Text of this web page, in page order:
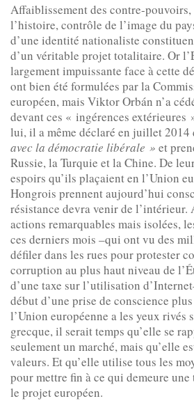
Affaiblissement des contre-
l’histoire, contrôle de l’image du
d’une identité nationaliste
d’un véritable projet totalitaire. Or
largement impuissante face à cette
ont bien été formulées par la
européen, mais Viktor Orbán n’a
devant ces « ingérences extérieures
lui, il a même déclaré en juillet 2014
avec la démocratie libérale » et
Russie, la Turquie et la Chine. De
espoirs qu’ils plaçaient en l’Union
Hongrois prennent aujourd’hui
résistance devra venir de l’intérieur.
actions remarquables mais isolées,
ces derniers mois –qui ont vu des
défiler dans les rues pour protester
corruption au plus haut niveau de
d’une taxe sur l’utilisation
début d’une prise de conscience
l’Union européenne a les yeux rivés
grecque, il serait temps qu’elle se
seulement un marché, mais qu’elle
valeurs. Et qu’elle utilise tous les
pour mettre fin à ce qui demeure
le projet européen.